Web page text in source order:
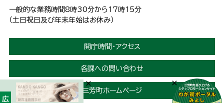
一般的な業務時間8時30分から17時15分
（土日祝日及び年末年始はお休み）
開庁時間・アクセス
各課への問い合わせ
三芳町ホームページ